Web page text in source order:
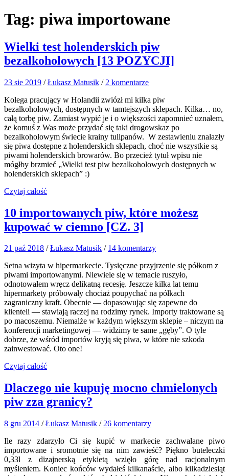
Tag: piwa importowane
Wielki test holenderskich piw
bezalkoholowych [13 POZYCJI]
23 sie 2019 /Łukasz Matusik / 2 komentarze
Kolega pracujący w Holandii zwiózł mi kilka piw
bezalkoholowych, dostępnych w tamtejszych sklepach. Kilka… no,
całą torbę piw. Zamiast wypić je i o większości zapomnieć uznałem,
że komuś z Was może przydać się taki drogowskaz po
bezalkoholowym świecie krainy tulipanów. W zestawieniu znalazły
się piwa dostępne z holenderskich sklepach, choć nie wszystkie są
piwami holenderskich browarów. Bo przecież tytuł wpisu nie
mógłby brzmieć „Wielki test piw bezalkoholowych dostępnych w
holenderskich sklepach” :)
Czytaj całość
10 importowanych piw, które możesz
kupować w ciemno [CZ. 3]
21 paź 2018 /Łukasz Matusik / 14 komentarzy
Setna wizyta w hipermarkecie. Tysięczne przyjrzenie się półkom z
piwami importowanymi. Niewiele się w temacie ruszyło,
odnotowałem wręcz delikatną recesję. Jeszcze kilka lat temu
hipermarkety próbowały chociaż poupychać na półkach
zagraniczny kraft. Obecnie — dopasowując się zapewne do
klienteli — stawiają raczej na rodzimy rynek. Importy traktowane są
po macoszemu. Niemalże w każdym większym sklepie – niczym na
konferencji marketingowej — widzimy te same „gęby”. O tyle
dobrze, że wśród importów kryją się piwa, w które nie szkoda
zainwestować. Oto one!
Czytaj całość
Dlaczego nie kupuję mocno chmielonych
piw zza granicy?
8 gru 2014 /Łukasz Matusik / 26 komentarzy
Ile razy zdarzyło Ci się kupić w markecie zachwalane piwo
importowane i sromotnie się na nim zawieść? Piękno buteleczki
0,33l z dizajnerską etykietą wzięło górę nad racjonalnym
myśleniem. Koniec końców wydałeś kilkanaście, albo kilkadziesiąt